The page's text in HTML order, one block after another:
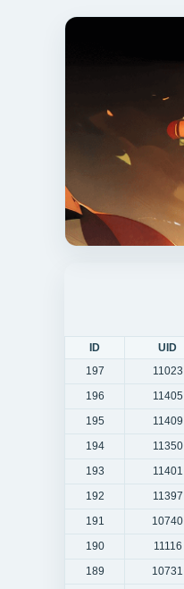
ID UID
197
11023
196
11405
195
11409
194
11350
193
11401
192
11397
191
10740
190
11116
189
10731